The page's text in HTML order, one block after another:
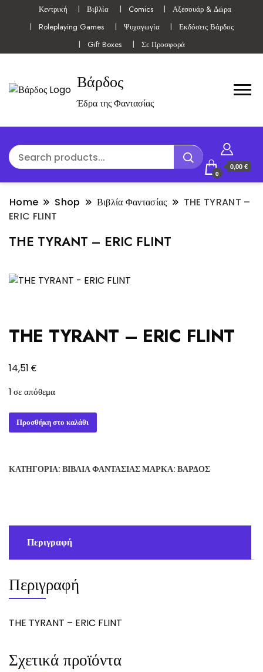
Κεντρική Βιβλία Comics
Αξεσουάρ & Δώρα
Roleplaying Games
Ψυχαγωγία
Εκδόσεις Βάρδος
Gift Boxes
Σε Προσφορά
Βάρδος
Έδρα της Φαντασίας
0
0,00 €
Home Shop Βιβλία Φαντασίας
THE TYRANT –
ERIC FLINT
THE TYRANT – ERIC FLINT
THE TYRANT – ERIC FLINT
14,51 €
1 σε απόθεμα
THE
TYRANT
FLINT
Προσθήκη στο καλάθι
ΚΑΤΗΓΟΡΊΑ: ΒΙΒΛΊΑ ΦΑΝΤΑΣΊΑΣΜΆΡΚΑ: ΒΆΡΔΟΣ
Περιγραφή
Περιγραφή
THE TYRANT – ERIC FLINT
Σχετικά προϊόντα